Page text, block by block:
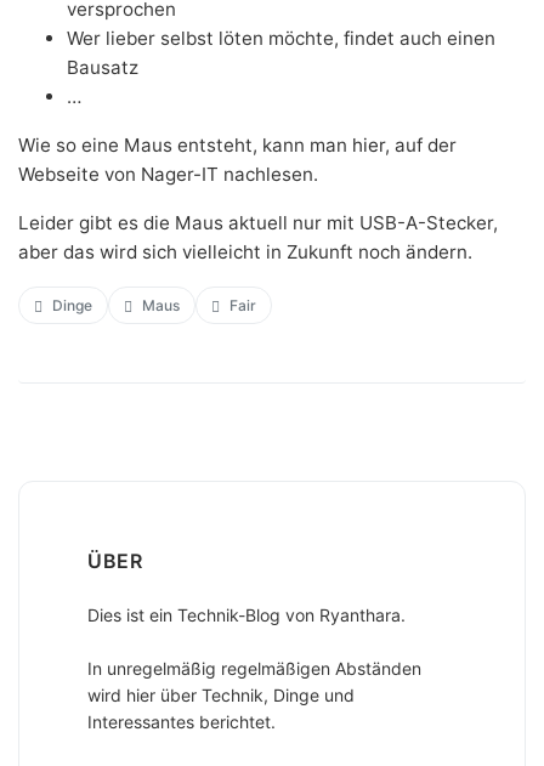
versprochen
Wer lieber selbst löten möchte, findet auch einen
Bausatz
…
Wie so eine Maus entsteht, kann man hier, auf der
Webseite von Nager-IT nachlesen.
Leider gibt es die Maus aktuell nur mit USB-A-Stecker,
aber das wird sich vielleicht in Zukunft noch ändern.
Dinge Maus Fair
ÜBER
Dies ist ein Technik-Blog von Ryanthara.
In unregelmäßig regelmäßigen Abständen
wird hier über Technik, Dinge und
Interessantes berichtet.